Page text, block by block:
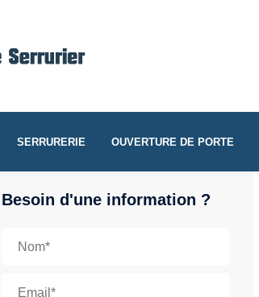
SERRURERIE OUVERTURE DE PORTE
Besoin d'une information ?